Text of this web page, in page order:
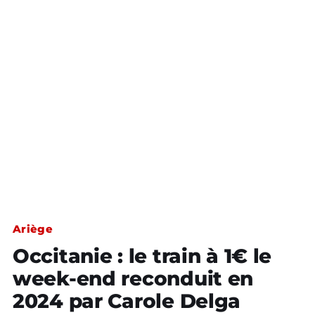
Ariège
Occitanie : le train à 1€ le
week-end reconduit en
2024 par Carole Delga